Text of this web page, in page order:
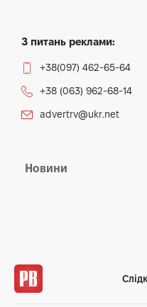
З питань реклами:
+38(097) 462-65-64
+38 (063) 962-68-14
advertrv@ukr.net
Новини